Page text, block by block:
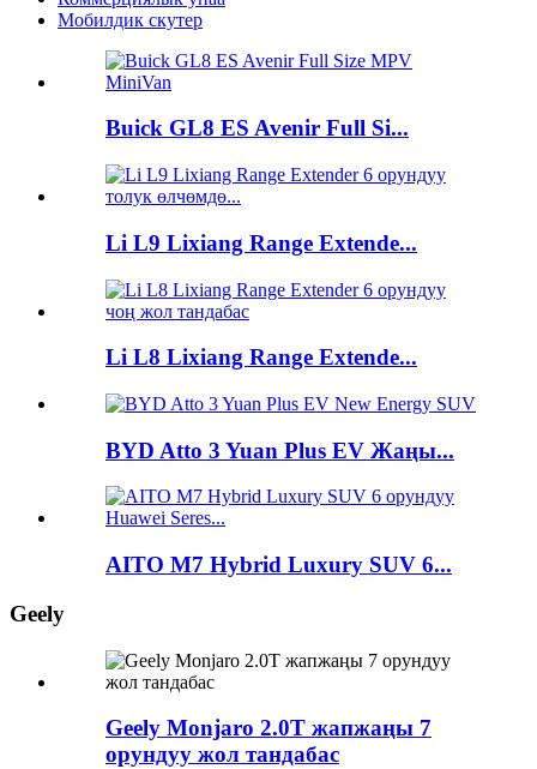
Мобилдик скутер
Buick GL8 ES Avenir Full Si...
Li L9 Lixiang Range Extende...
Li L8 Lixiang Range Extende...
BYD Atto 3 Yuan Plus EV Жаңы...
AITO M7 Hybrid Luxury SUV 6...
Geely
Geely Monjaro 2.0T жапжаңы 7
орундуу жол тандабас